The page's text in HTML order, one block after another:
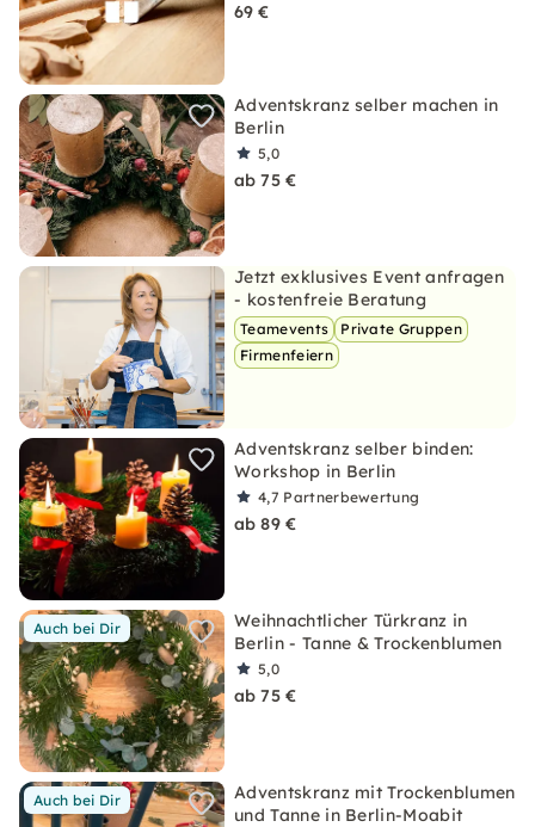
69 €
Adventskranz selber machen in
Berlin
5,0
ab 75 €
Jetzt exklusives Event anfragen
- kostenfreie Beratung
Teamevents
Private Gruppen
Firmenfeiern
Adventskranz selber binden:
Workshop in Berlin
4,7 Partnerbewertung
ab 89 €
Auch bei Dir
Weihnachtlicher Türkranz in
Berlin - Tanne & Trockenblumen
5,0
ab 75 €
Auch bei Dir
Adventskranz mit Trockenblumen
und Tanne in Berlin-Moabit